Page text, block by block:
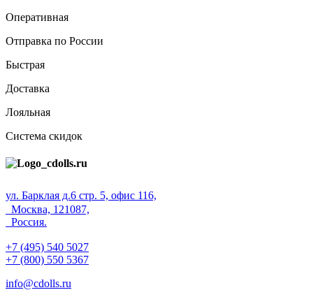
Оперативная
Отправка по России
Быстрая
Доставка
Лояльная
Система скидок
ул. Барклая д.6 стр. 5, офис 116,
Москва, 121087,
Россия.
+7 (495) 540 5027
+7 (800) 550 5367
info@cdolls.ru